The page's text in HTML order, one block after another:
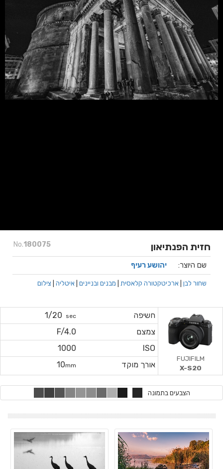
No.180075 חזית הפנתיאון
שם היוצר: יהושע רעיף
שחור לבן ארכיטקטורה קלאסית מבנים ובניינים איטליה צילום
חשיפה sec
1/20
צמצם
F/4.0
ISO
1000
אורך מוקד
10mm
FUJIFILM
X-S20
הצבעים בתמונה